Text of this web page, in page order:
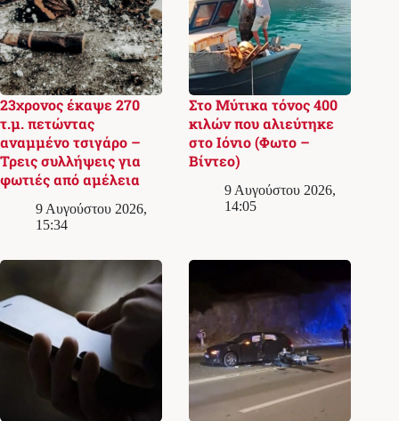
23χρονος έκαψε 270
τ.μ. πετώντας
αναμμένο τσιγάρο –
Τρεις συλλήψεις για
φωτιές από αμέλεια
9 Αυγούστου 2026,
15:34
Στο Μύτικα τόνος 400
κιλών που αλιεύτηκε
στο Ιόνιο (Φωτο –
Βίντεο)
9 Αυγούστου 2026,
14:05